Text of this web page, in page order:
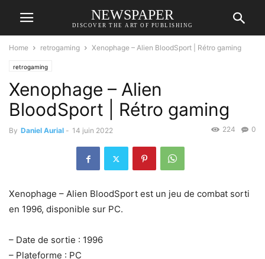
NEWSPAPER
DISCOVER THE ART OF PUBLISHING
Home retrogaming Xenophage – Alien BloodSport | Rétro gaming
retrogaming
Xenophage – Alien
BloodSport | Rétro gaming
By Daniel Aurial - 14 juin 2022 0
224
Xenophage – Alien BloodSport est un jeu de combat sorti
en 1996, disponible sur PC.
– Date de sortie : 1996
– Plateforme : PC